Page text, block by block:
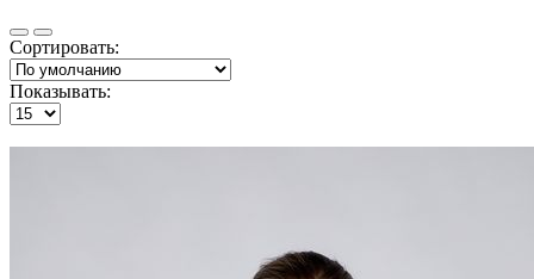
Сортировать:
Показывать: